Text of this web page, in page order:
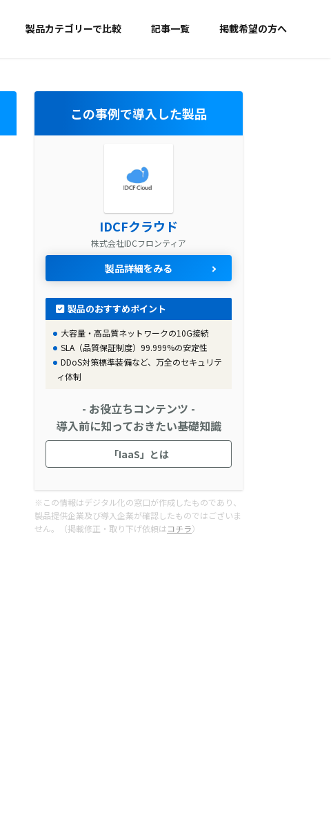
製品カテゴリーで比較 記事一覧 掲載希望の方へ
この事例で導入した製品
IDCFクラウド
株式会社IDCフロンティア
製品詳細をみる
製品のおすすめポイント
大容量・高品質ネットワークの10G接続
SLA（品質保証制度）99.999%の安定性
DDoS対策標準装備など、万全のセキュリテ
ィ体制
- お役立ちコンテンツ -
導入前に知っておきたい基礎知識
「IaaS」とは
※この情報はデジタル化の窓口が作成したものであり、
製品提供企業及び導入企業が確認したものではございま
せん。（掲載修正・取り下げ依頼はコチラ）